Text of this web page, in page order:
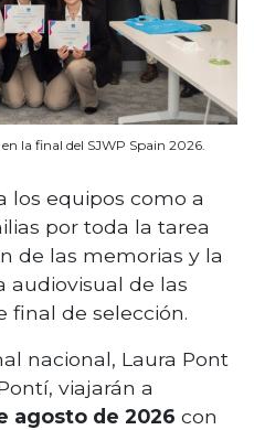
la final del SJWP Spain 2026.
los equipos como a
por toda la tarea
de las memorias y la
audiovisual de las
final de selección.
nacional, Laura Pont
viajarán a
agosto de 2026 con